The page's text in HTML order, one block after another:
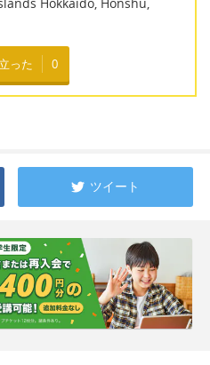
った 0
ツイート